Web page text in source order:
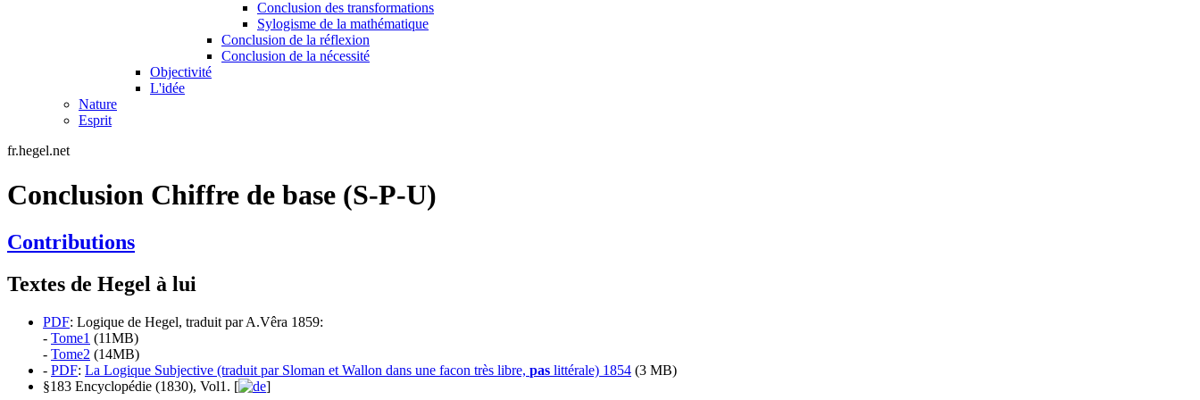
Conclusion des transformations
Sylogisme de la mathématique
Conclusion de la réflexion
Conclusion de la nécessité
Objectivité
L'idée
Nature
Esprit
fr.hegel.net
Conclusion Chiffre de base (S-P-U)
Contributions
Textes de Hegel à lui
PDF: Logique de Hegel, traduit par A.Vêra 1859:
- Tome1 (11MB)
- Tome2 (14MB)
- PDF: La Logique Subjective (traduit par Sloman et Wallon dans une facon très libre, pas littérale) 1854 (3 MB)
§183 Encyclopédie (1830), Vol1. [
]